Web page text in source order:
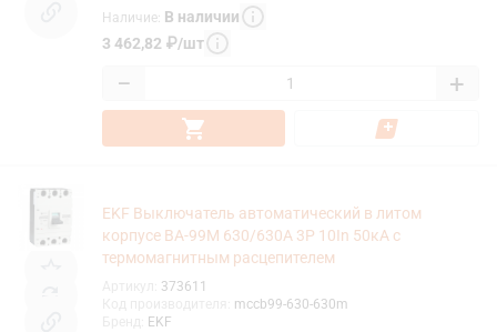
Наличие: В наличии
3 462,82 ₽/шт
− +
EKF Выключатель автоматический в литом
корпусе ВА-99М 630/630А 3P 10In 50кА с
термомагнитным расцепителем
373611
mccb99-630-630m
EKF